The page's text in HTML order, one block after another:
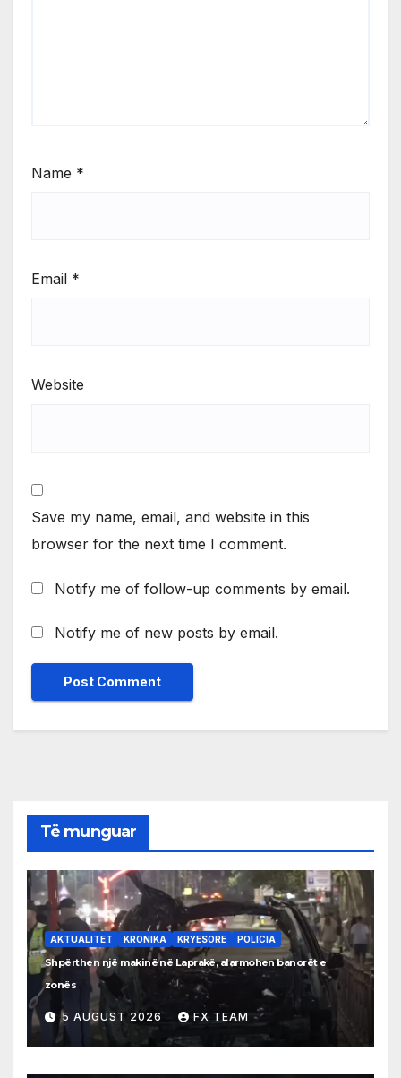
Name *
Email *
Website
Save my name, email, and website in this
browser for the next time I comment.
Notify me of follow-up comments by email.
Notify me of new posts by email.
Të munguar
AKTUALITET KRONIKA KRYESORE POLICIA
Shpërthen një makinë në Laprakë, alarmohen banorët e
zonës
5 AUGUST 2026 FX TEAM